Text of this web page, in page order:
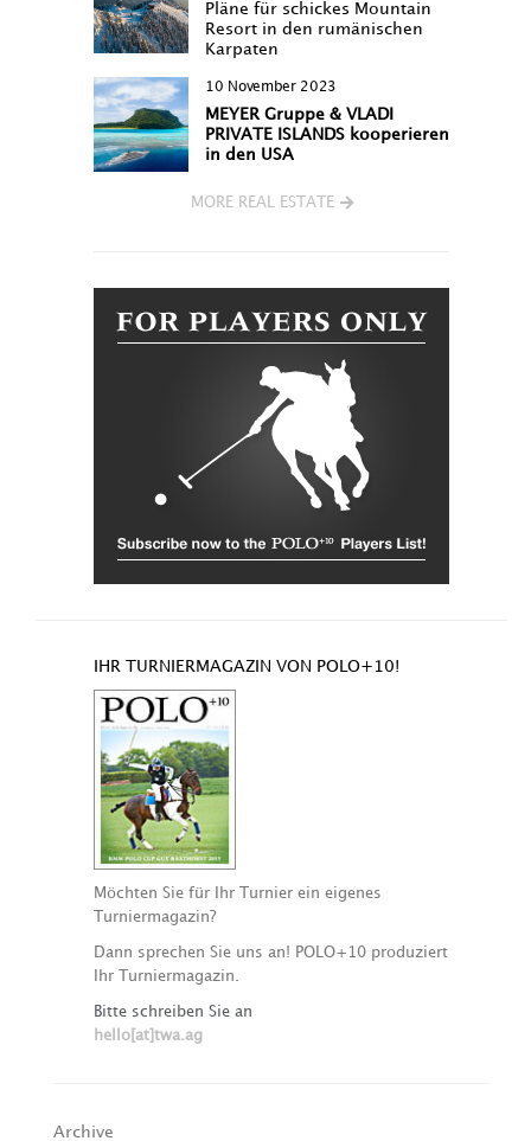
Pläne für schickes Mountain
Resort in den rumänischen
Karpaten
10 November 2023
MEYER Gruppe & VLADI
PRIVATE ISLANDS kooperieren
in den USA
MORE REAL ESTATE
IHR TURNIERMAGAZIN VON POLO+10!
Möchten Sie für Ihr Turnier ein eigenes
Turniermagazin?
Dann sprechen Sie uns an! POLO+10 produziert
Ihr Turniermagazin.
Bitte schreiben Sie an
hello[at]twa.ag
Archive